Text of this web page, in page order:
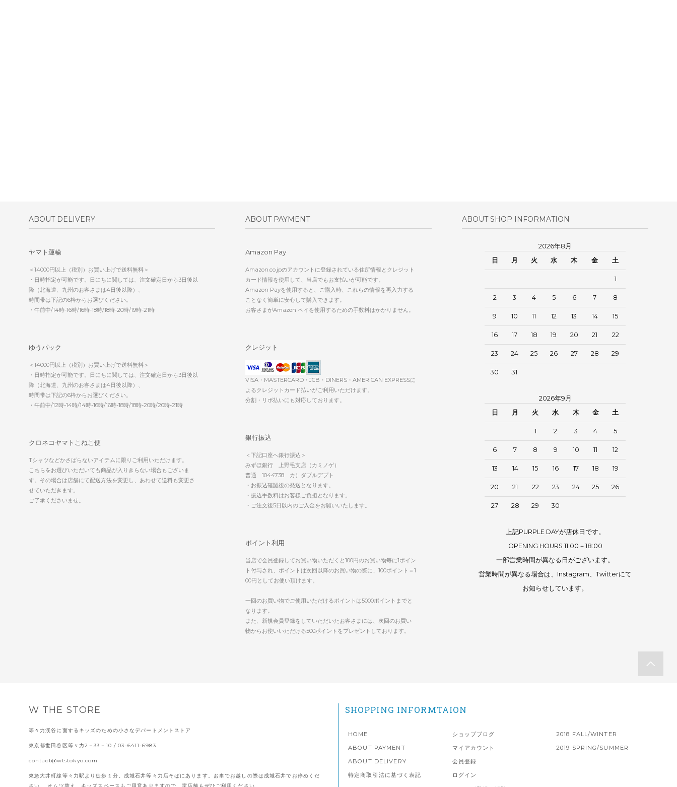
ABOUT DELIVERY
ヤマト運輸
＜14000円以上（税別）お買い上げで送料無料＞
・日時指定が可能です。日にちに関しては、注文確定日から3日後以
降（北海道、九州のお客さまは4日後以降）、
時間帯は下記の6枠からお選びください。
・午前中/14時-16時/16時-18時/18時-20時/19時-21時
ゆうパック
＜14000円以上（税別）お買い上げで送料無料＞
・日時指定が可能です。日にちに関しては、注文確定日から3日後以
降（北海道、九州のお客さまは4日後以降）、
時間帯は下記の6枠からお選びください。
・午前中/12時-14時/14時-16時/16時-18時/18時-20時/20時-21時
クロネコヤマトこねこ便
Tシャツなどかさばらないアイテムに限りご利用いただけます。
こちらをお選びいただいても商品が入りきらない場合もございま
す。その場合は店舗にて配送方法を変更し、あわせて送料も変更さ
せていただきます。
ご了承くださいませ。
ABOUT PAYMENT
Amazon Pay
Amazon.co.jpのアカウントに登録されている住所情報とクレジット
カード情報を使用して、当店でもお支払いが可能です。
Amazon Payを使用すると、ご購入時、これらの情報を再入力する
ことなく簡単に安心して購入できます。
お客さまがAmazon ペイを使用するための手数料はかかりません。
クレジット
VISA・MASTERCARD・JCB・DINERS・AMERICAN EXPRESSに
よるクレジットカード払いがご利用いただけます。
分割・リボ払いにも対応しております。
銀行振込
＜下記口座へ銀行振込＞
みずほ銀行 上野毛支店（カミノゲ）
普通 1044738 カ）ダブルデプト
・お振込確認後の発送となります。
・振込手数料はお客様ご負担となります。
・ご注文後5日以内のご入金をお願いいたします。
ポイント利用
当店で会員登録してお買い物いただくと100円のお買い物毎に1ポイン
ト付与され、ポイントは次回以降のお買い物の際に、100ポイント＝1
00円としてお使い頂けます。
一回のお買い物でご使用いただけるポイントは5000ポイントまでと
なります。
また、新規会員登録をしていただいたお客さまには、次回のお買い
物からお使いいただける500ポイントをプレゼントしております。
ABOUT SHOP INFORMATION
2026年8月
日
月 火 水 木 金 土
1
2 3 4 5 6 7 8
9 10 11 12 13 14 15
16 17 18 19 20 21 22
23 24 25 26 27 28 29
30 31
2026年9月
日
月 火 水 木 金 土
1 2 3 4 5
6 7 8 9 10 11 12
13 14 15 16 17 18 19
20 21 22 23 24 25 26
27 28 29 30
上記PURPLE DAYが店休日です。
OPENING HOURS 11:00－18:00
一部営業時間が異なる日がございます。
営業時間が異なる場合は、Instagram、Twitterにて
お知らせしています。
W THE STORE
等々力渓谷に面するキッズのための小さなデパートメントストア
東京都世田谷区等々力2－33－10 / 03-6411-6983
contact@wtstokyo.com
東急大井町線等々力駅より徒歩１分。成城石井等々力店そばにあります。お車でお越しの際は成城石井でお停めくだ
さい。 オムツ替え、キッズスペースもご用意ありますので、実店舗もぜひご利用ください。
SHOPPING INFORMTAION
HOME
ABOUT PAYMENT
ABOUT DELIVERY
特定商取引法に基づく表記
ショップブログ
マイアカウント
会員登録
ログイン
2018 FALL/WINTER
2019 SPRING/SUMMER